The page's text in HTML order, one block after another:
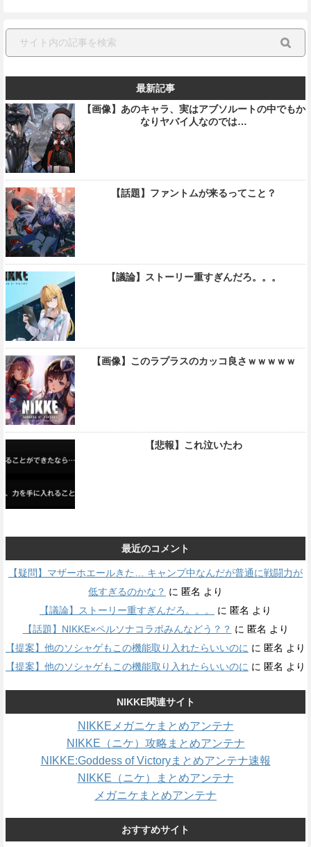
最新記事
【画像】あのキャラ、実はアブソルートの中でもか
なりヤバイ人なのでは…
【話題】ファントムが来るってこと？
【議論】ストーリー重すぎんだろ。。。
【画像】このラプラスのカッコ良さｗｗｗｗｗ
【悲報】これ泣いたわ
最近のコメント
【疑問】マザーホエールきた… キャンプ中なんだが普通に戦闘力が
低すぎるのかな？ に 匿名 より
【議論】ストーリー重すぎんだろ。。。
に 匿名 より
【話題】NIKKE×ペルソナコラボみんなどう？？ に 匿名 より
【提案】他のソシャゲもこの機能取り入れたらいいのに に 匿名 より
【提案】他のソシャゲもこの機能取り入れたらいいのに に 匿名 より
NIKKE関連サイト
NIKKEメガニケまとめアンテナ
NIKKE（ニケ）攻略まとめアンテナ
NIKKE:Goddess of Victoryまとめアンテナ速報
NIKKE（ニケ）まとめアンテナ
メガニケまとめアンテナ
おすすめサイト